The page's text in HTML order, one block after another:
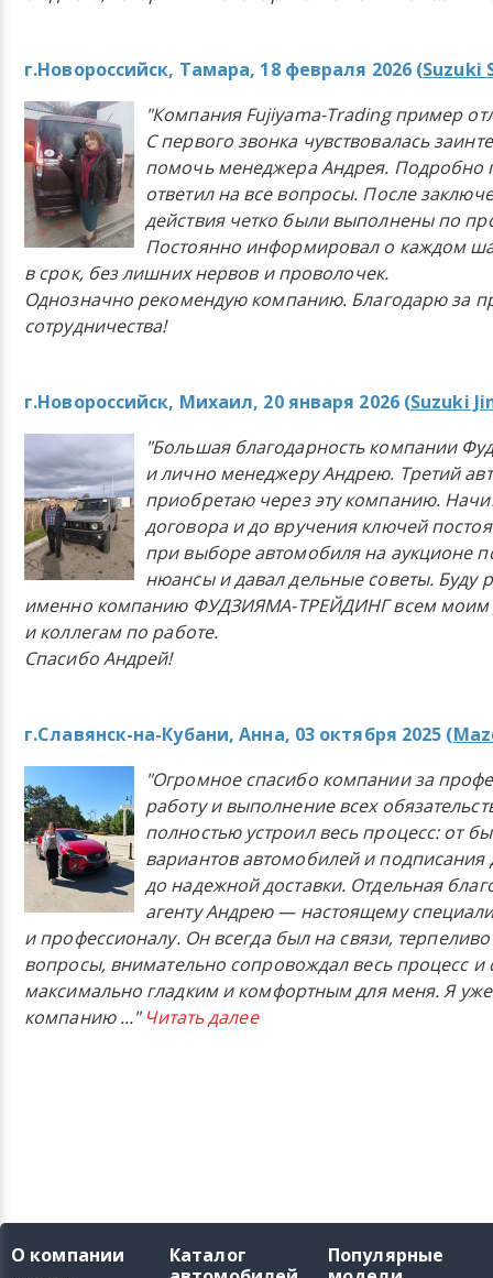
г.Новороссийск, Тамара, 18 февраля 2026 (Suzuki
"Компания Fujiyama-Trading пример
С первого звонка чувствовалась
помочь менеджера Андрея. Подробно
ответил на все вопросы. После
действия четко были выполнены по
Постоянно информировал о каждом
в срок, без лишних нервов и проволочек.
Однозначно рекомендую компанию. Благодарю за
сотрудничества!
г.Новороссийск, Михаил, 20 января 2026 (Suzuki
"Большая благодарность компании
и лично менеджеру Андрею. Третий
приобретаю через эту компанию.
договора и до вручения ключей
при выборе автомобиля на аукционе
нюансы и давал дельные советы. Буду
именно компанию ФУДЗИЯМА-ТРЕЙДИНГ всем моим
и коллегам по работе.
Спасибо Андрей!
г.Славянск-на-Кубани, Анна, 03 октября 2025 (
"Огромное спасибо компании за
работу и выполнение всех
полностью устроил весь процесс: от
вариантов автомобилей и подписания
до надежной доставки. Отдельная
агенту Андрею — настоящему
и профессионалу. Он всегда был на связи,
вопросы, внимательно сопровождал весь процесс и
максимально гладким и комфортным для меня. Я
компанию..." Читать далее
О компании
Каталог
Популярные